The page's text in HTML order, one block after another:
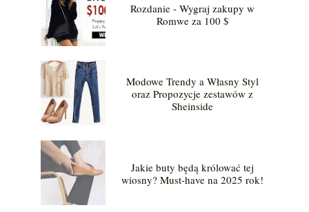
Rozdanie - Wygraj zakupy w
Romwe za 100 $
Modowe Trendy a Własny Styl
oraz Propozycje zestawów z
Sheinside
Jakie buty będą królować tej
wiosny? Must-have na 2025 rok!